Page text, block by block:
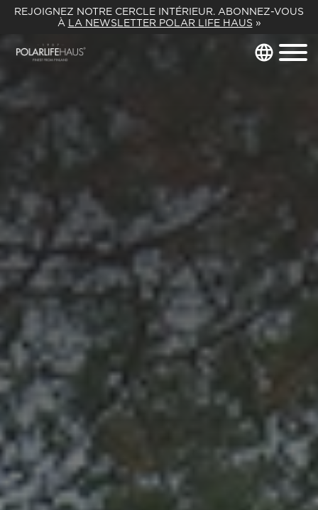
REJOIGNEZ NOTRE CERCLE INTÉRIEUR. ABONNEZ-VOUS
À LA NEWSLETTER POLAR LIFE HAUS »